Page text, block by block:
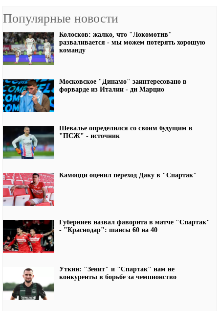
Популярные новости
Колосков: жалко, что "Локомотив"
разваливается - мы можем потерять хорошую
команду
Московское "Динамо" заинтересовано в
форварде из Италии - ди Марцио
Шевалье определился со своим будущим в
"ПСЖ" - источник
Камоцци оценил переход Даку в "Спартак"
Губерниев назвал фаворита в матче "Спартак"
- "Краснодар": шансы 60 на 40
Уткин: "Зенит" и "Спартак" нам не
конкуренты в борьбе за чемпионство